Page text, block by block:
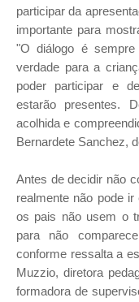
participar da
importante para
"O diálogo é
verdade para a
poder participar e
estarão presentes.
acolhida e
Bernardete Sanchez,
Antes de decidir não
realmente não pode
os pais não usem o
para não
conforme ressalta a
Muzzio, diretora
formadora de